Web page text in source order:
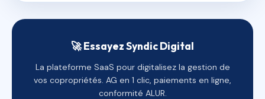
🚀 Essayez Syndic Digital
La plateforme SaaS pour digitalisez la gestion de
vos copropriétés. AG en 1 clic, paiements en ligne,
conformité ALUR.